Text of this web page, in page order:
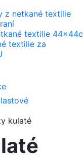
z netkané textilie
textilie
textilie za
kulaté